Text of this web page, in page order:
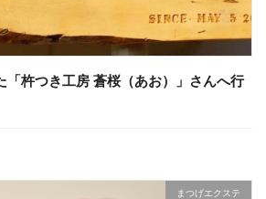
「杵つき工房 蒼桜（あお）」さんへ行
まつげエクステ